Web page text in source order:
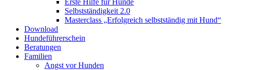
Erste Hilfe für Hunde
Selbstständigkeit 2.0
Masterclass „Erfolgreich selbstständig mit Hund“
Download
Hundeführerschein
Beratungen
Familien
Angst vor Hunden